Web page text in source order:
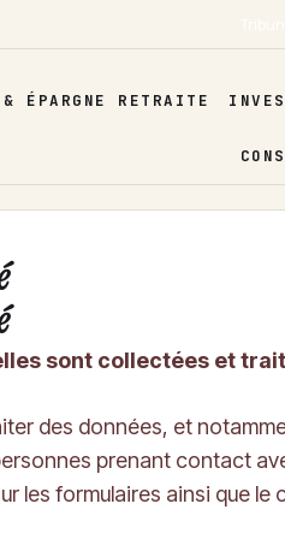
ÉPARGNE RETRAITE
sont collectées et
des données, et
prenant contact
les formulaires ainsi que